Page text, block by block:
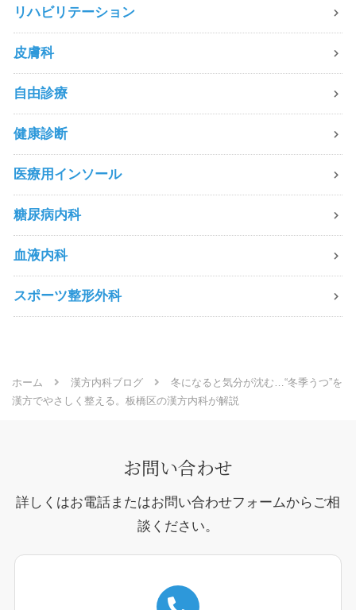
リハビリテーション
皮膚科
自由診療
健康診断
医療用インソール
糖尿病内科
血液内科
スポーツ整形外科
ホーム 漢方内科ブログ
冬になると気分が沈む…“冬季うつ”を
漢方でやさしく整える。板橋区の漢方内科が解説
お問い合わせ
詳しくはお電話またはお問い合わせフォームからご相
談ください。